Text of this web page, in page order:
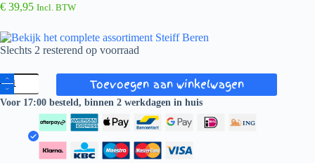
€ 39,95 Incl. BTW
Slechts 2 resterend op voorraad
Steiff
pluche
muziekdoos
lichtgrijs
Toevoegen aan winkelwagen
Voor 17:00 besteld, binnen 2 werkdagen in huis